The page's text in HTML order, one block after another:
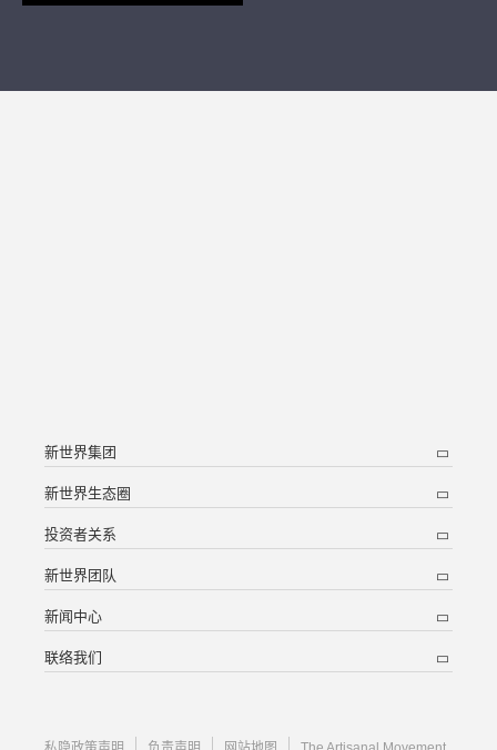
新世界集团
新世界生态圈
投资者关系
新世界团队
新闻中心
联络我们